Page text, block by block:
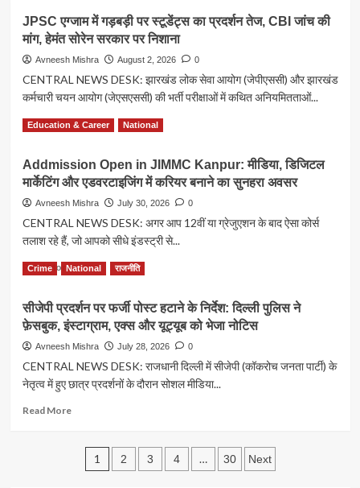
निकलवाने
की
मजबूरी
के
बाद
केयर्स
फंड
की
की
मांग
Friendship
Day
2026:
लोग
मानते
दोस्ती
बेहतर
होती
लाइफ,
लेकिन
हर
में
व्यक्ति
ने
झेली
टॉक्सिक
फ्रेंडशिप
JPSC एग्जाम में गड़बड़ी पर स्टूडेंट्स का प्रदर्शन तेज, CBI जांच की
मांग, हेमंत सोरेन सरकार पर निशाना
Avneesh Mishra August 2, 2026 0
CENTRAL NEWS DESK: झारखंड लोक सेवा आयोग (जेपीएससी) और झारखंड
कर्मचारी चयन आयोग (जेएसएससी) की भर्ती परीक्षाओं में कथित अनियमितताओं...
Read MoreRead
more
JPSC
एग्जाम
में
पर
स्टूडेंट्स
प्रदर्शन
CBI
जांच
मांग,
हेमंत
सोरेन
पर
Education & Career National
Addmission Open in JIMMC Kanpur: मीडिया, डिजिटल
मार्केटिंग और एडवरटाइजिंग में करियर बनाने का सुनहरा अवसर
Avneesh Mishra July 30, 2026 0
CENTRAL NEWS DESK: अगर आप 12वीं या ग्रेजुएशन के बाद ऐसा कोर्स
तलाश रहे हैं, जो आपको सीधे इंडस्ट्री से...
Read MoreRead
more
Addmission
Open
in
Kanpur:
मीडिया,
मार्केटिंग
एडवरटाइजिंग
Crime National राजनीति
सीजेपी प्रदर्शन पर फर्जी पोस्ट हटाने के निर्देश: दिल्ली पुलिस ने
फ़ेसबुक, इंस्टाग्राम, एक्स और यूट्यूब को भेजा नोटिस
Avneesh Mishra July 28, 2026 0
CENTRAL NEWS DESK: राजधानी दिल्ली में सीजेपी (कॉकरोच जनता पार्टी) के
नेतृत्व में हुए छात्र प्रदर्शनों के दौरान सोशल मीडिया...
Read MoreRead
प्रदर्शनPosts
1 2 3 4 … 30 Next